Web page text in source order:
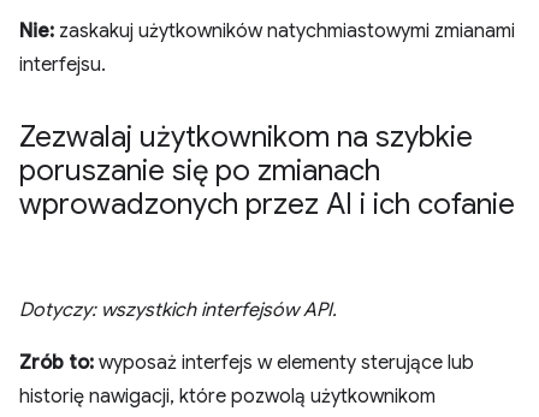
Nie: zaskakuj użytkowników natychmiastowymi zmianami
interfejsu.
Zezwalaj użytkownikom na szybkie
poruszanie się po zmianach
wprowadzonych przez AI i ich cofanie
Dotyczy: wszystkich interfejsów API.
Zrób to: wyposaż interfejs w elementy sterujące lub
historię nawigacji, które pozwolą użytkownikom